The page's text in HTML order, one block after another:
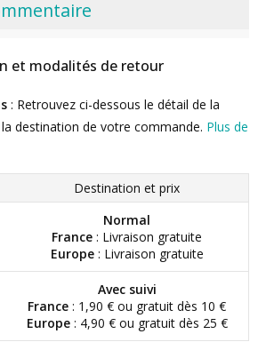
et modalités de retour
: Retrouvez ci-dessous le détail de la
destination de votre commande. Plus de
Destination et prix
Normal
France : Livraison gratuite
Europe: Livraison gratuite
Avec suivi
France : 1,90 € ou gratuit dès 10 €
Europe: 4,90 € ou gratuit dès 25 €